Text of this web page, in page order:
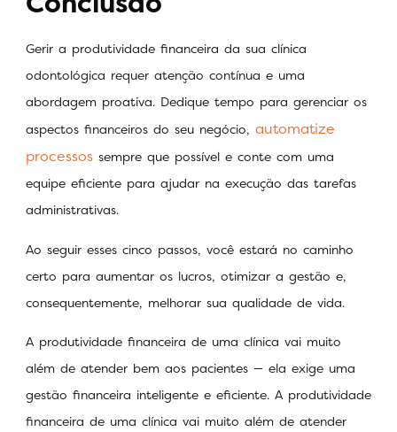
Gerir a produtividade financeira da sua clínica
odontológica requer atenção contínua e uma
abordagem proativa. Dedique tempo para gerenciar os
aspectos financeiros do seu negócio, automatize
processos sempre que possível e conte com uma
equipe eficiente para ajudar na execução das tarefas
administrativas.
Ao seguir esses cinco passos, você estará no caminho
certo para aumentar os lucros, otimizar a gestão e,
consequentemente, melhorar sua qualidade de vida.
A produtividade financeira de uma clínica vai muito
além de atender bem aos pacientes — ela exige uma
gestão financeira inteligente e eficiente. A produtividade
financeira de uma clínica vai muito além de atender